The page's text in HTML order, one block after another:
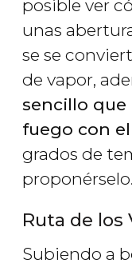
posible ver
unas
se se
de vapor,
sencillo que
fuego con
grados de
proponérselo.
Ruta de los
Subiendo a